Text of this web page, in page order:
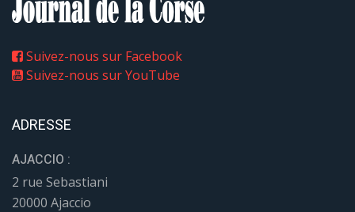
Suivez-nous sur Facebook
Suivez-nous sur YouTube
ADRESSE
AJACCIO :
2 rue Sebastiani
20000 Ajaccio